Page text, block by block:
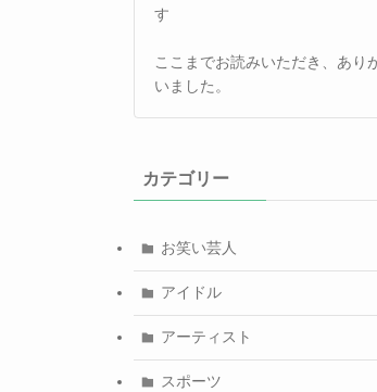
す
ここまでお読みいただき、あり
いました。
カテゴリー
お笑い芸人
アイドル
アーティスト
スポーツ